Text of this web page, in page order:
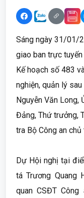
Sáng ngày 31/01/
giao ban trực
Kế hoạch số 483
nghiện, quản lý
Nguyễn Văn Long,
Đảng, Thứ trưởng,
tra Bộ Công an
Dự Hội nghị tại
tá Trương Quang
quan CSĐT